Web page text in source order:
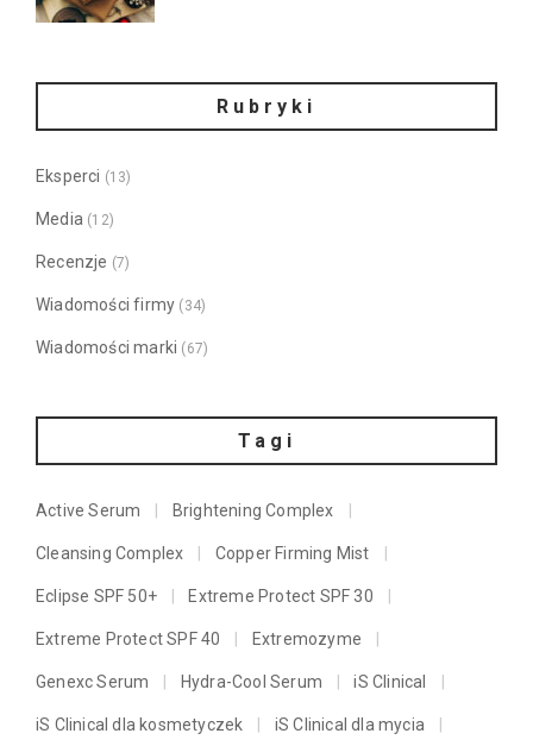
Rubryki
Eksperci (13)
Media (12)
Recenzje (7)
Wiadomości firmy (34)
Wiadomości marki (67)
Tagi
Active Serum Brightening Complex
Cleansing Complex Copper Firming Mist
Eclipse SPF 50+ Extreme Protect SPF 30
Extreme Protect SPF 40 Extremozyme
Genexc Serum Hydra-Cool Serum iS Clinical
iS Clinical dla kosmetyczek iS Clinical dla mycia